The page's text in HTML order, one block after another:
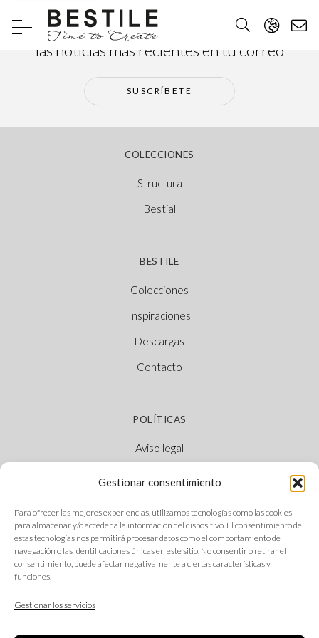
Gestionar consentimiento
Para ofrecer las mejores experiencias, utilizamos tecnologías como las cookies
para almacenar y/o acceder a la información del dispositivo. El consentimiento de
estas tecnologías nos permitirá procesar datos como el comportamiento de
navegación o las identificaciones únicas en este sitio. No consentir o retirar el
consentimiento, puede afectar negativamente a ciertas características y
funciones.
Gestionar los servicios
Suscríbete a nuestra newsletter y recibe
las noticias más recientes en tu correo
SUSCRÍBETE
COLECCIONES
Structura
Bestial
BESTILE
Colecciones
Inspiraciones
Descargas
Contacto
POLÍTICAS
Aviso legal
Canal Ético